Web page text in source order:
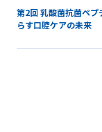
第2回 乳酸菌抗菌ペプ
らす口腔ケアの未来